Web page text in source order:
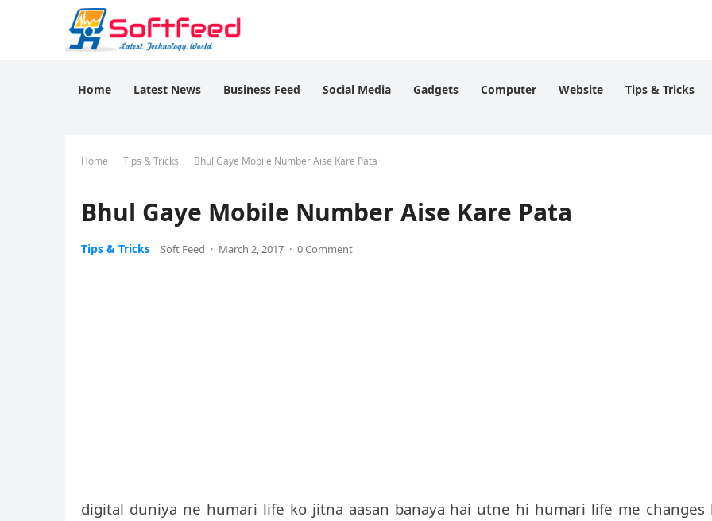
Home Latest News Business Feed Social Media Gadgets Computer Website Tips & Tricks
Home Tips & Tricks Bhul Gaye Mobile Number Aise Kare Pata
Bhul Gaye Mobile Number Aise Kare Pata
Tips & Tricks Soft Feed · March 2, 2017 · 0 Comment
digital duniya ne humari life ko jitna aasan banaya hai utne hi humari life me changes